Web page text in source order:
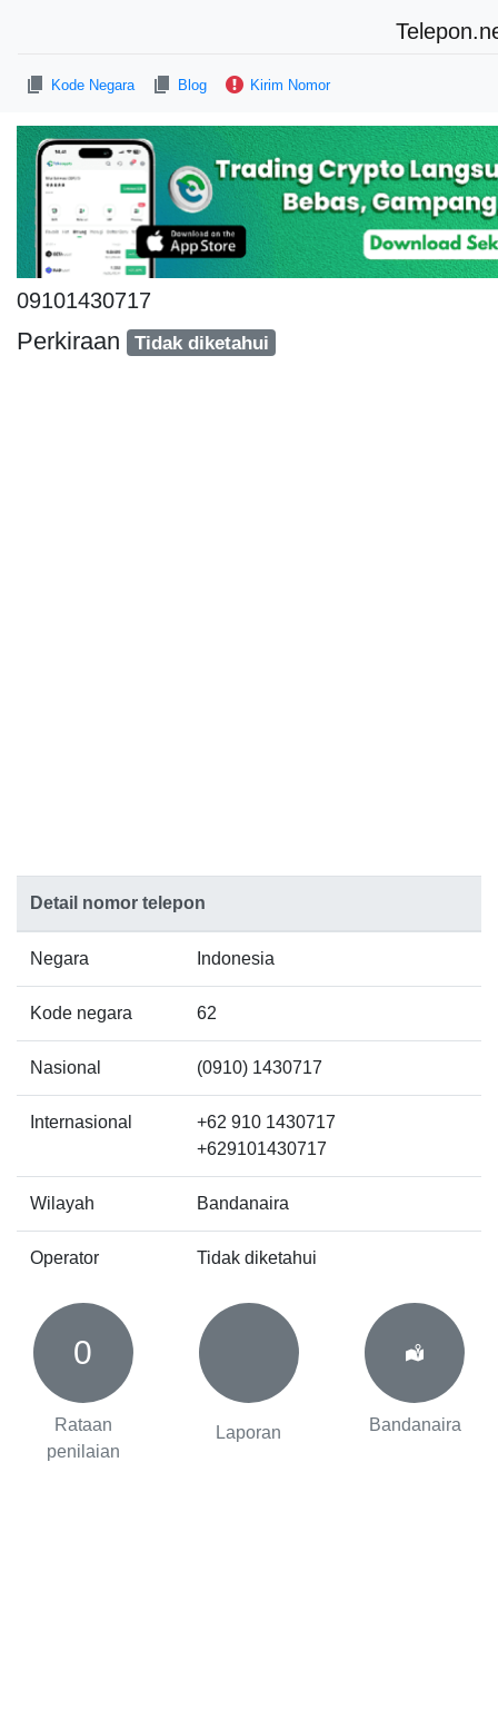
Kode Negara Blog Kirim Nomor
09101430717
Perkiraan Tidak diketahui
Detail nomor telepon
Negara Indonesia
Kode negara 62
Nasional (0910) 1430717
Internasional
+62 910 1430717
+629101430717
Wilayah Bandanaira
Operator Tidak diketahui
0
Rataan
penilaian
Laporan Bandanaira